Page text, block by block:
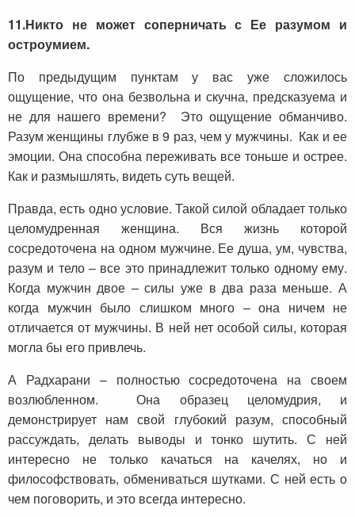
11.Никто не может соперничать с Ее разумом и
остроумием.
По предыдущим пунктам у вас уже сложилось
ощущение, что она безвольна и скучна, предсказуема и
не для нашего времени? Это ощущение обманчиво.
Разум женщины глубже в 9 раз, чем у мужчины. Как и ее
эмоции. Она способна переживать все тоньше и острее.
Как и размышлять, видеть суть вещей.
Правда, есть одно условие. Такой силой обладает только
целомудренная женщина. Вся жизнь которой
сосредоточена на одном мужчине. Ее душа, ум, чувства,
разум и тело – все это принадлежит только одному ему.
Когда мужчин двое – силы уже в два раза меньше. А
когда мужчин было слишком много – она ничем не
отличается от мужчины. В ней нет особой силы, которая
могла бы его привлечь.
А Радхарани – полностью сосредоточена на своем
возлюбленном. Она образец целомудрия, и
демонстрирует нам свой глубокий разум, способный
рассуждать, делать выводы и тонко шутить. С ней
интересно не только качаться на качелях, но и
философствовать, обмениваться шутками. С ней есть о
чем поговорить, и это всегда интересно.